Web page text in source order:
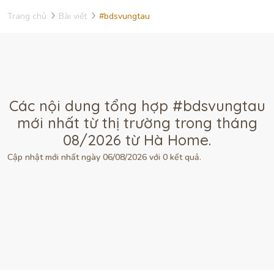
Trang chủ Bài viết #bdsvungtau
Các nội dung tổng hợp #bdsvungtau
mới nhất từ thị trường trong tháng
08/2026 từ Hà Home.
Cập nhật mới nhất ngày 06/08/2026 với 0 kết quả.